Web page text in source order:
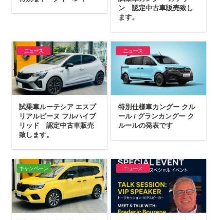
ン 認定中古車販売致し
ます。
ニュース
試乗車ルーテシア エスプ
リアルピーヌ フルハイブ
リッド 認定中古車販売
致します。
ニュース
特別仕様車カングー クル
ール / グランカングー ク
ルールの発表です
キャンペーン ニュース